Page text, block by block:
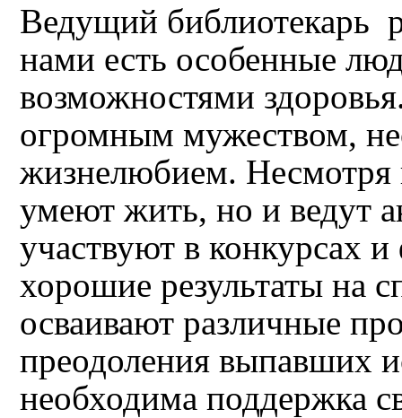
Ведущий библиотекарь
нами есть особенные
возможностями
огромным мужеством,
жизнелюбием. Несмотря
умеют жить, но и ведут
участвуют в конкурсах
хорошие результаты на
осваивают различные
преодоления выпавших
необходима поддержка